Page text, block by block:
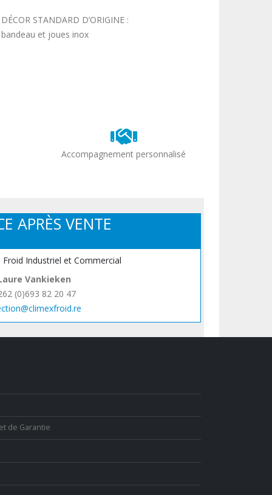
DÉCOR STANDARD D’ORIGINE :
bandeau et joues inox
Accompagnement personnalisé
APRÈS VENTE
Industriel et Commercial
Vankieken
(0)693 82 20 47
de Garantie